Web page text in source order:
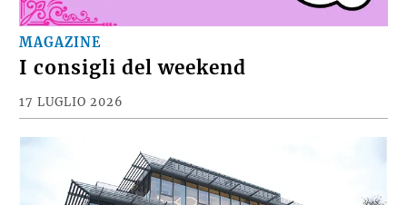
MAGAZINE
I consigli del weekend
17 LUGLIO 2026